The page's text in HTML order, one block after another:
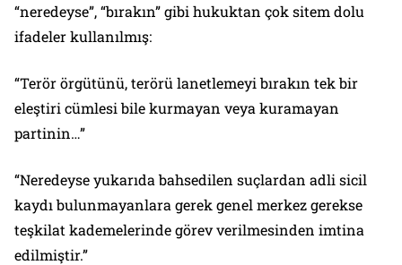
“neredeyse”, “bırakın” gibi hukuktan çok sitem dolu
ifadeler kullanılmış:
“Terör örgütünü, terörü lanetlemeyi bırakın tek bir
eleştiri cümlesi bile kurmayan veya kuramayan
partinin…”
“Neredeyse yukarıda bahsedilen suçlardan adli sicil
kaydı bulunmayanlara gerek genel merkez gerekse
teşkilat kademelerinde görev verilmesinden imtina
edilmiştir.”